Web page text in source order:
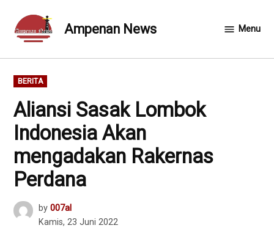
content
Ampenan News Menu
POSTED
IN
BERITA
Aliansi Sasak Lombok
Indonesia Akan
mengadakan Rakernas
Perdana
by 007al
Kamis, 23 Juni 2022